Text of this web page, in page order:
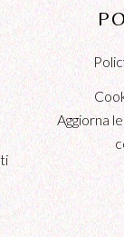
Aggiorna